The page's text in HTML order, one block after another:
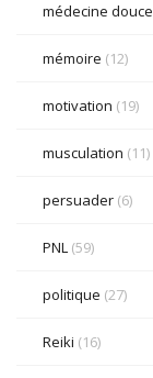
médecine douce
mémoire (12)
motivation (19)
musculation (11)
persuader (6)
PNL (59)
politique (27)
Reiki (16)